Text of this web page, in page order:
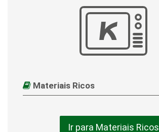
Materiais Ricos
Ir para Materiais Ricos